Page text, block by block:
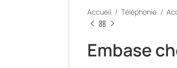
Accueil Téléphonie
Embase